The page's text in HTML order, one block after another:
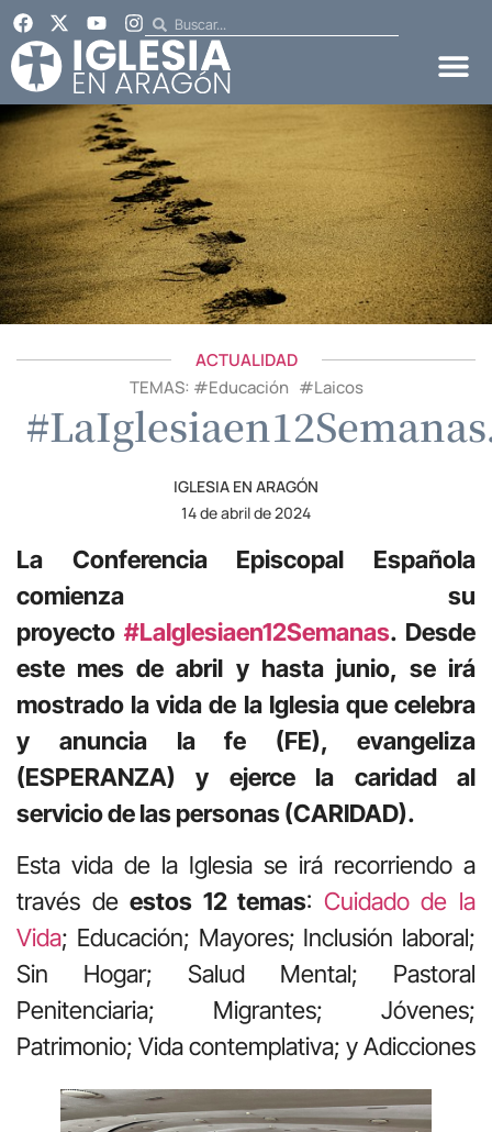
ACTUALIDAD
TEMAS: #Educación #Laicos
IGLESIA EN ARAGÓN
14 de abril de 2024
La Conferencia Episcopal Española
comienza su
proyecto #LaIglesiaen12Semanas. Desde
este mes de abril y hasta junio, se irá
mostrado la vida de la Iglesia que celebra
y anuncia la fe (FE), evangeliza
(ESPERANZA) y ejerce la caridad al
servicio de las personas (CARIDAD).
Esta vida de la Iglesia se irá recorriendo a
través deestos 12 temas: Cuidado de la
Vida; Educación; Mayores; Inclusión laboral;
Sin Hogar; Salud Mental; Pastoral
Penitenciaria; Migrantes; Jóvenes;
Patrimonio; Vida contemplativa; y Adicciones